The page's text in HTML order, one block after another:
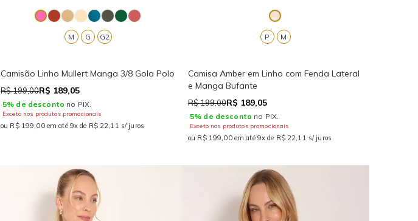
G
M G2
Camisão Linho Mullert Manga 3/8 Gola Polo
R$ 199,00R$ 189,05
5% de desconto no PIX.
Exceto nos produtos promocionais
ou R$ 199,00 em até 9x de R$ 22,11 s/ juros
M
P
Camisa Amber em Linho com Fenda Lateral
e Manga Bufante
R$ 199,00R$ 189,05
5% de desconto no PIX.
Exceto nos produtos promocionais
ou R$ 199,00 em até 9x de R$ 22,11 s/ juros